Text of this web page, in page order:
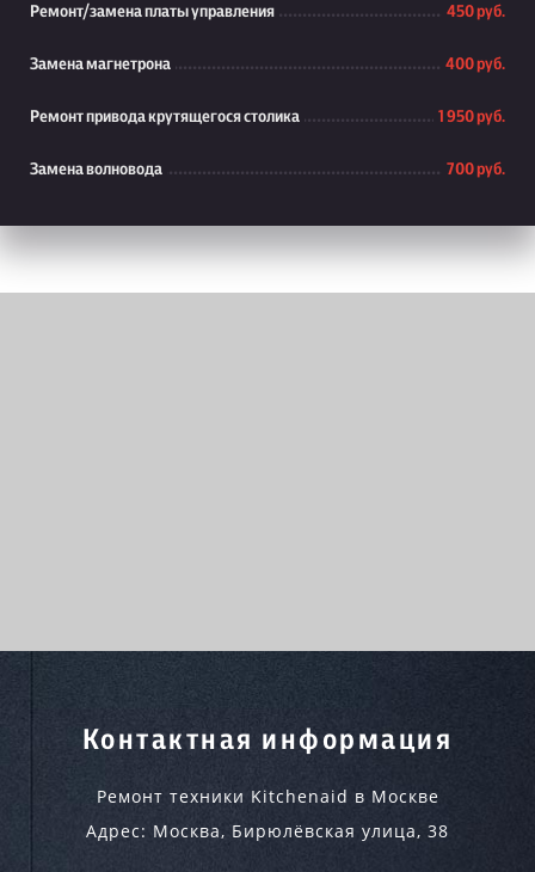
Ремонт/замена платы управления 450 руб.
Замена магнетрона 400 руб.
Ремонт привода крутящегося столика 1 950 руб.
Замена волновода 700 руб.
Контактная информация
Ремонт техники Kitchenaid в Москве
Адрес: Москва, Бирюлёвская улица, 38